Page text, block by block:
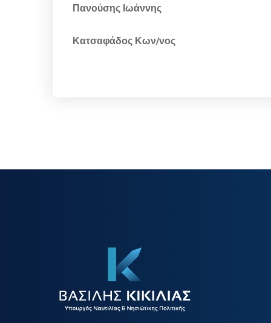
Πανούσης Ιωάννης
Κατσαφάδος Κων/νος